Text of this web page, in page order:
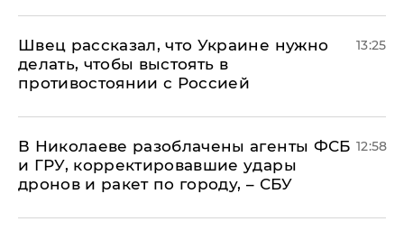
Швец рассказал, что Украине нужно
делать, чтобы выстоять в
противостоянии с Россией
13:25
В Николаеве разоблачены агенты ФСБ
и ГРУ, корректировавшие удары
дронов и ракет по городу, – СБУ
12:58